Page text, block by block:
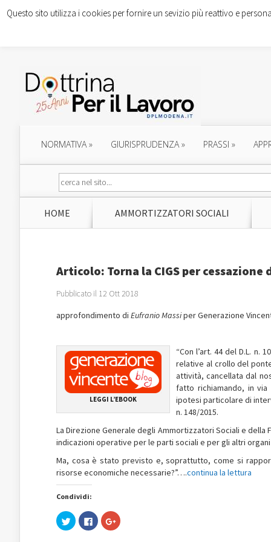
NORMATIVA» GIURISPRUDENZA» PRASSI »
HOME AMMORTIZZATORI SOCIALI
Articolo: Torna la CIGS per
Pubblicato il 12 Ott 2018
approfondimento di Eufranio Massiper Generazione
LEGGI L’EBOOK
“Con l’art. 44 del D.L. n.
relative al crollo del
attività, cancellata dal
fatto richiamando, in via
ipotesi particolare di
n. 148/2015.
La Direzione Generale degli Ammortizzatori Sociali e
indicazioni operative per le parti sociali e per gli altri
Ma, cosa è stato previsto e, soprattutto, come si
risorse economiche necessarie?”….continua la lettura
Condividi:
Fai
clic
Fai
clic
Fai
clic
Questo sito utilizza i cookies per fornire un sevizio più reattivo e